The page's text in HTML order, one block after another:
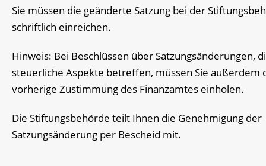
Sie müssen die geänderte Satzung bei der
schriftlich einreichen.
Hinweis: Bei Beschlüssen über Satzungsänderungen,
steuerliche Aspekte betreffen, müssen Sie außerdem
vorherige Zustimmung des Finanzamtes einholen.
Die Stiftungsbehörde teilt Ihnen die Genehmigung der
Satzungsänderung per Bescheid mit.